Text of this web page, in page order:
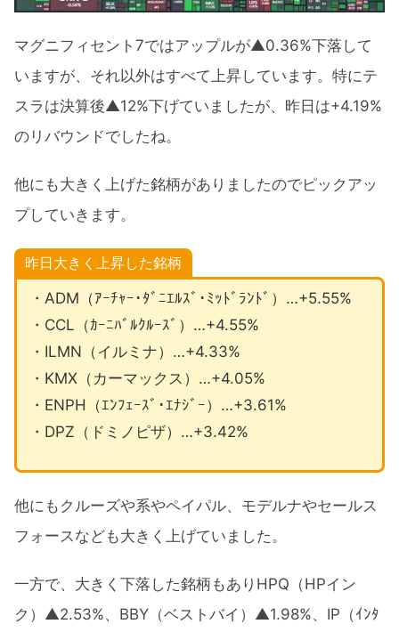
マグニフィセント7ではアップルが▲0.36%下落して
いますが、それ以外はすべて上昇しています。特にテ
スラは決算後▲12%下げていましたが、昨日は+4.19%
のリバウンドでしたね。
他にも大きく上げた銘柄がありましたのでピックアッ
プしていきます。
昨日大きく上昇した銘柄
・ADM（ｱｰﾁｬｰ･ﾀﾞﾆｴﾙｽﾞ･ﾐｯﾄﾞﾗﾝﾄﾞ）…+5.55%
・CCL（ｶｰﾆﾊﾞﾙｸﾙｰｽﾞ）…+4.55%
・ILMN（イルミナ）…+4.33%
・KMX（カーマックス）…+4.05%
・ENPH（ｴﾝﾌｪｰｽﾞ･ｴﾅｼﾞｰ）…+3.61%
・DPZ（ドミノピザ）…+3.42%
他にもクルーズや系やペイパル、モデルナやセールス
フォースなども大きく上げていました。
一方で、大きく下落した銘柄もありHPQ（HPイン
ク）▲2.53%、BBY（ベストバイ）▲1.98%、IP（ｲﾝﾀ